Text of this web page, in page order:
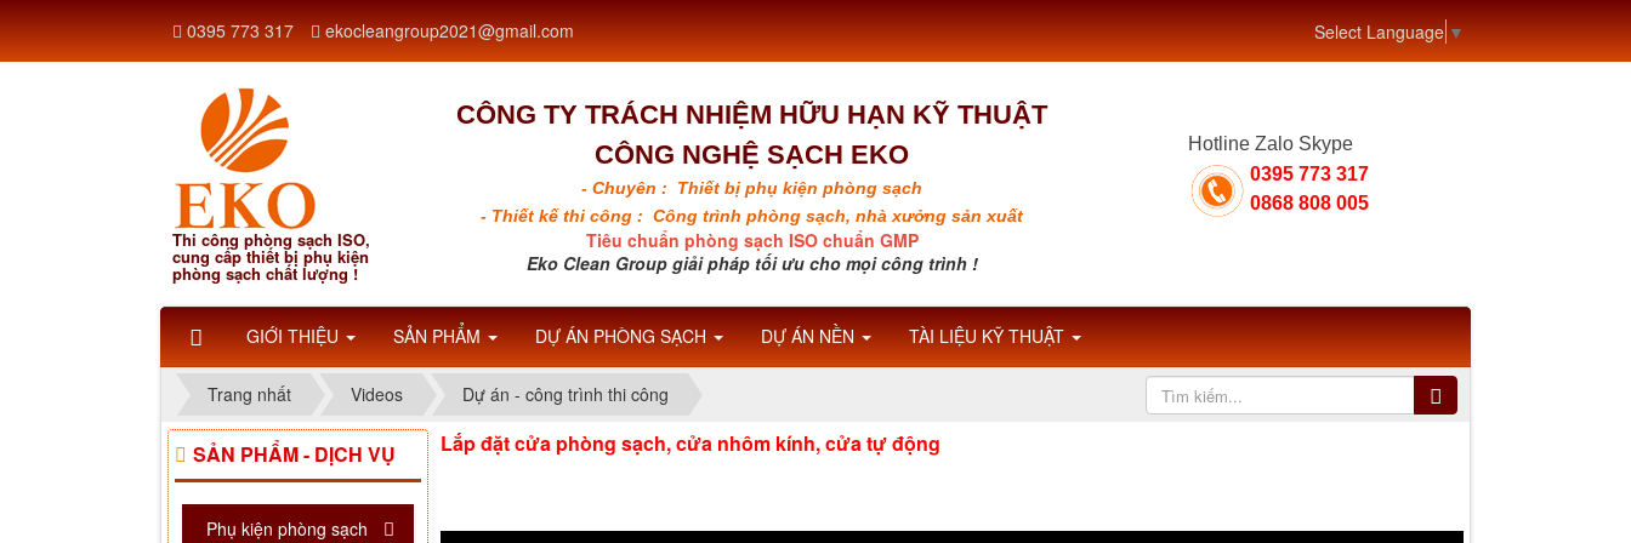
Thi công phòng sạch ISO,
cung cấp thiết bị phụ kiện
phòng sạch chất lượng !
CÔNG TY TRÁCH NHIỆM HỮU HẠN KỸ THUẬT
CÔNG NGHỆ SẠCH EKO
- Chuyên : Thiết bị phụ kiện phòng sạch
- Thiết kế thi công : Công trình phòng sạch, nhà xưởng sản xuất
Tiêu chuẩn phòng sạch ISO chuẩn GMP
Eko Clean Group giải pháp tối ưu cho mọi công trình !
Hotline Zalo Skype
0395 773 317
0868 808 005
GIỚI THIỆU SẢN PHẨM DỰ ÁN PHÒNG SẠCH DỰ ÁN NỀN TÀI LIỆU KỸ THUẬT
0395 773 317 ekocleangroup2021@gmail.com Select Language▼
Trang nhất Videos Dự án - công trình thi công
Lắp đặt cửa phòng sạch, cửa nhôm kính, cửa tự động
SẢN PHẨM - DỊCH VỤ
Phụ kiện phòng sạch